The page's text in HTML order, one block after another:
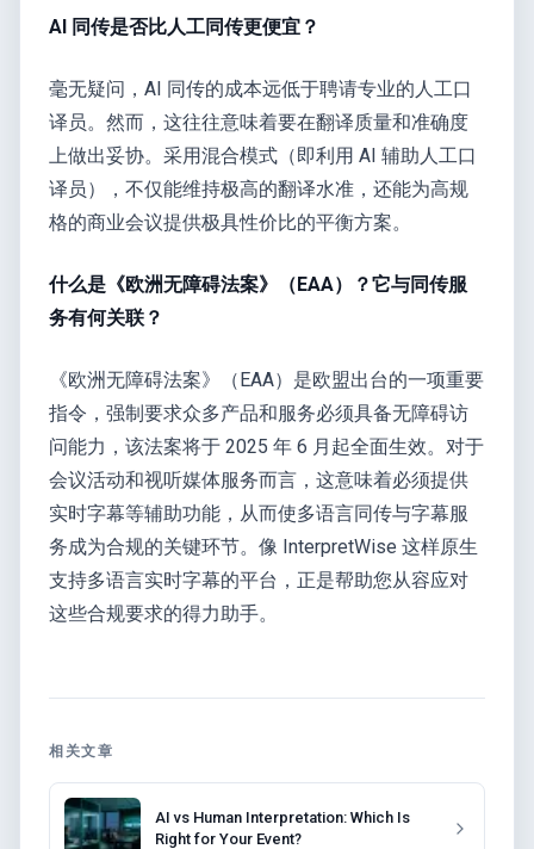
AI 同传是否比人工同传更便宜？
毫无疑问，AI 同传的成本远低于聘请专业的人工口
译员。然而，这往往意味着要在翻译质量和准确度
上做出妥协。采用混合模式（即利用 AI 辅助人工口
译员），不仅能维持极高的翻译水准，还能为高规
格的商业会议提供极具性价比的平衡方案。
什么是《欧洲无障碍法案》（EAA）？它与同传服
务有何关联？
《欧洲无障碍法案》（EAA）是欧盟出台的一项重要
指令，强制要求众多产品和服务必须具备无障碍访
问能力，该法案将于 2025 年 6 月起全面生效。对于
会议活动和视听媒体服务而言，这意味着必须提供
实时字幕等辅助功能，从而使多语言同传与字幕服
务成为合规的关键环节。像 InterpretWise 这样原生
支持多语言实时字幕的平台，正是帮助您从容应对
这些合规要求的得力助手。
相关文章
AI vs Human Interpretation: Which Is
Right for Your Event?